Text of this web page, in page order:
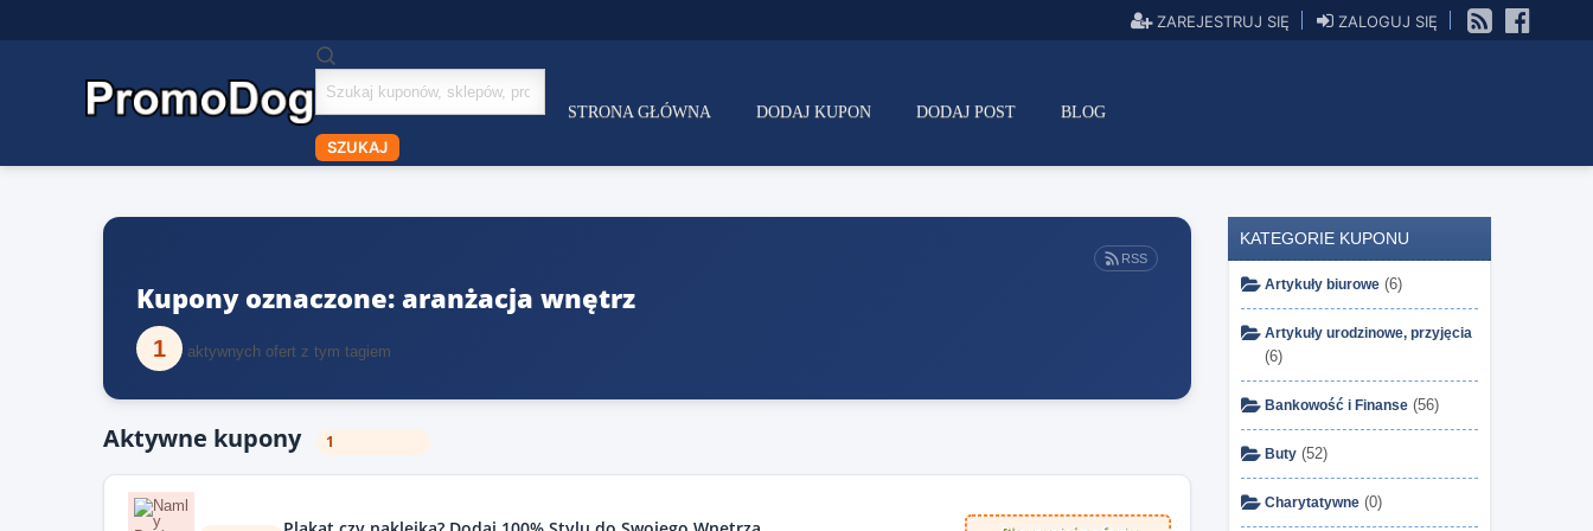
ZAREJESTRUJ SIĘ
ZALOGUJ SIĘ
Szukaj
kuponów
SZUKAJ
STRONA GŁÓWNA DODAJ KUPON DODAJ POST BLOG
RSS
Kupony oznaczone: aranżacja wnętrz
1 aktywnych ofert z tym tagiem
Aktywne kupony 1
KATEGORIE KUPONU
Artykuły biurowe (6)
Artykuły urodzinowe, przyjęcia
(6)
Bankowość i Finanse (56)
Buty (52)
Charytatywne (0)